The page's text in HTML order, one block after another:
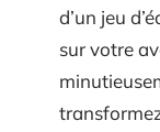
d’un jeu
sur votre